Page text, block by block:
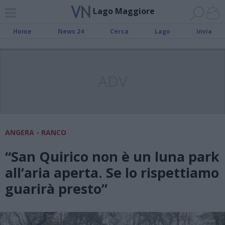
Lago Maggiore
Home News 24 Cerca Lago Invia
ANGERA - RANCO
“San Quirico non è un luna park
all’aria aperta. Se lo rispettiamo
guarirà presto”